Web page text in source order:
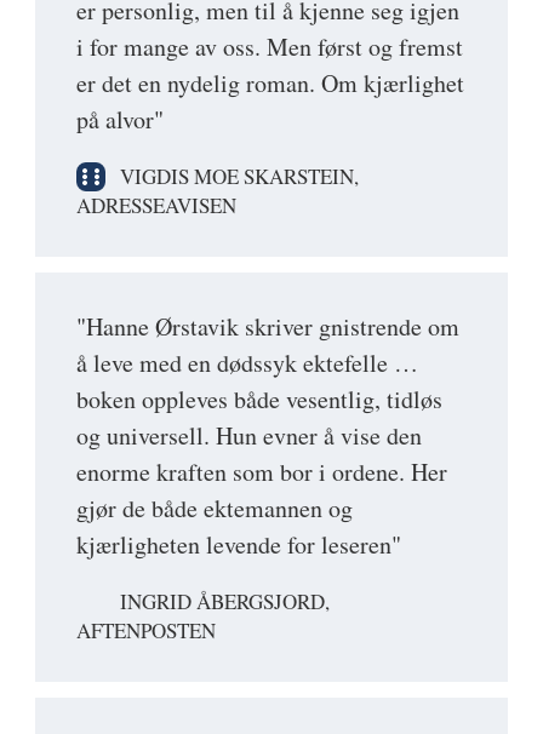
er personlig, men til å kjenne seg igjen
i for mange av oss. Men først og fremst
er det en nydelig roman. Om kjærlighet
på alvor"
VIGDIS MOE SKARSTEIN,
ADRESSEAVISEN
"Hanne Ørstavik skriver gnistrende om
å leve med en dødssyk ektefelle …
boken oppleves både vesentlig, tidløs
og universell. Hun evner å vise den
enorme kraften som bor i ordene. Her
gjør de både ektemannen og
kjærligheten levende for leseren"
INGRID ÅBERGSJORD,
AFTENPOSTEN